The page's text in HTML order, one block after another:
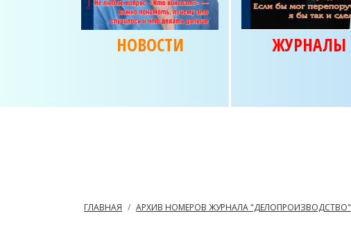
НОВОСТИ ЖУРНАЛЫ
ГЛАВНАЯ АРХИВ НОМЕРОВ ЖУРНАЛА "ДЕЛОПРОИЗВОДСТВО"